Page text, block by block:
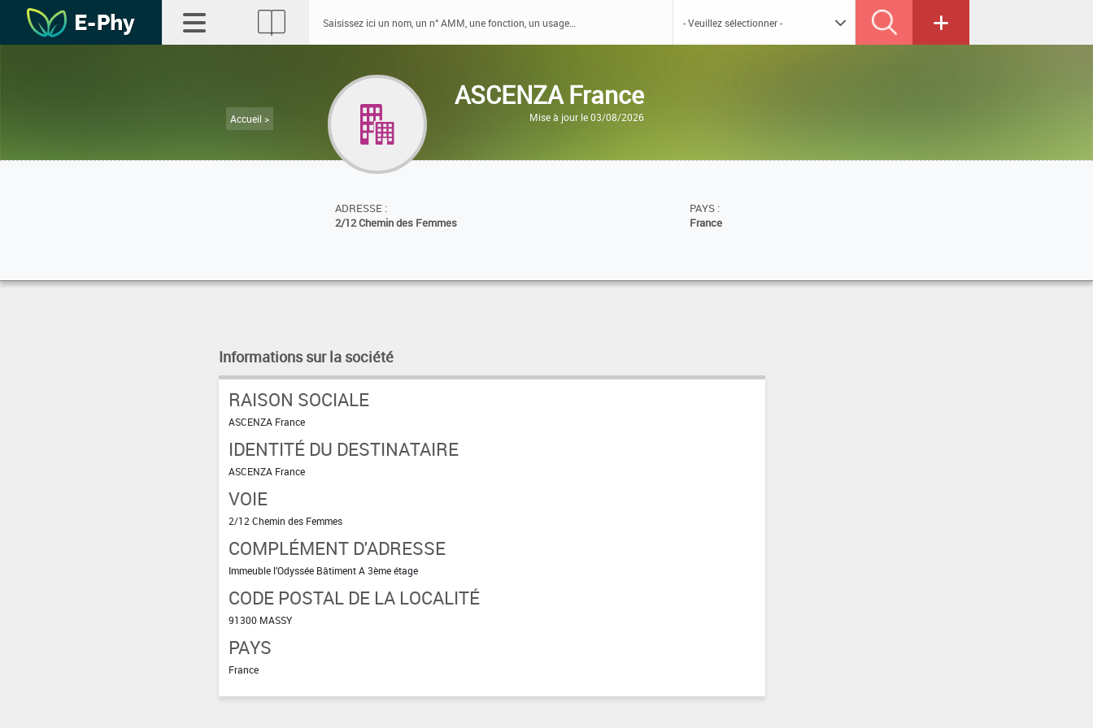
Accueil >
ASCENZA France
Mise à jour le 03/08/2026
ADRESSE :
2/12 Chemin des Femmes
PAYS :
France
Informations sur la société
RAISON SOCIALE
ASCENZA France
IDENTITÉ DU DESTINATAIRE
ASCENZA France
VOIE
2/12 Chemin des Femmes
COMPLÉMENT D'ADRESSE
Immeuble l'Odyssée Bâtiment A 3ème étage
CODE POSTAL DE LA LOCALITÉ
91300 MASSY
PAYS
France